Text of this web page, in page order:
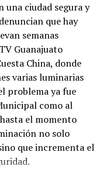
una ciudad segura y
que hay
semanas
Guanajuato
China, donde
varias luminarias
problema ya fue
como al
el momento
no solo
que incrementa el